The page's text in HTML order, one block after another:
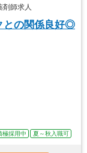
師求人
との関係良好◎
極採用中 夏～秋入職可